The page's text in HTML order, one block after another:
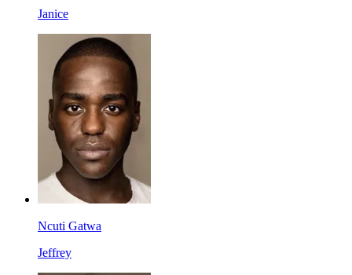
Janice
Ncuti Gatwa
Jeffrey